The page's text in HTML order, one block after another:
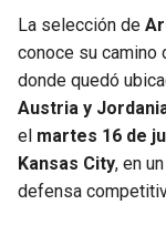
La selección de
conoce su camino
donde quedó
Austria y
el martes 16 de
Kansas City, en
defensa